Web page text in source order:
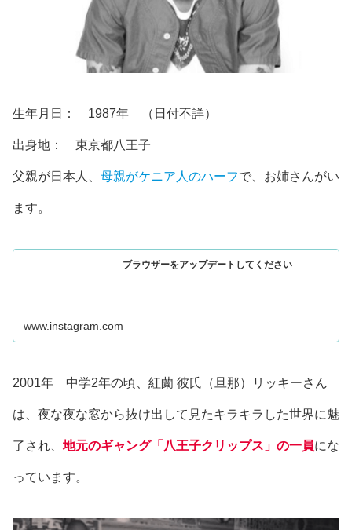
生年月日： 1987年 （日付不詳）
出身地： 東京都八王子
父親が日本人、 母親がケニア人のハーフで、お姉さんがい
ます。
ブラウザーをアップデートしてください
www.instagram.com
2001年 中学2年の頃、紅蘭 彼氏（旦那）リッキーさん
は、夜な夜な窓から抜け出して見たキラキラした世界に魅
了され、 地元のギャング「八王子クリップス」の一員にな
っています。